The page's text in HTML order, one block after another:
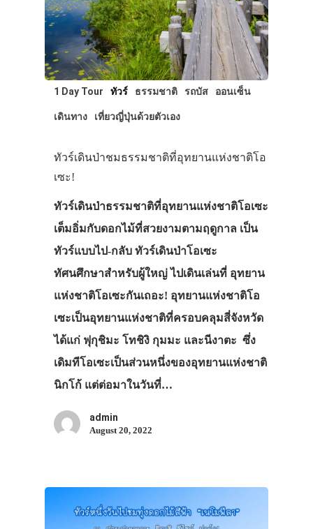
1 Day Tour ทัวร์ ธรรมชาติ รถบัส ออนเซ็น
เดินทาง เที่ยวญี่ปุ่นด้วยตัวเอง
ทัวร์เดินป่าชมธรรมชาติที่อุทยานแห่งชาติโอ
เซะ!
ทัวร์เดินป่าธรรมชาติที่อุทยานแห่งชาติโอเซะ
เต็มอิ่มกับดอกไม้ที่สวยงามตามฤดูกาล เป็น
ทัวร์แบบไป-กลับ ทัวร์เดินป่าโอเซะ
ทัศนศึกษาสำหรับผู้ใหญ่ ไปเดินเล่นที่ อุทยาน
แห่งชาติโอเซะกันเถอะ! อุทยานแห่งชาติโอ
เซะเป็นอุทยานแห่งชาติที่ครอบคลุมสี่จังหวัด
ได้แก่ ฟุกุชิมะ โทชิงิ กุมมะ และนีงาตะ ซึ่ง
เดิมทีโอเซะเป็นส่วนหนึ่งของอุทยานแห่งชาติ
นิกโก้ แต่ต่อมาในวันที่…
admin
August 20, 2022